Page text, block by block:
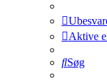
Aktive
Søg